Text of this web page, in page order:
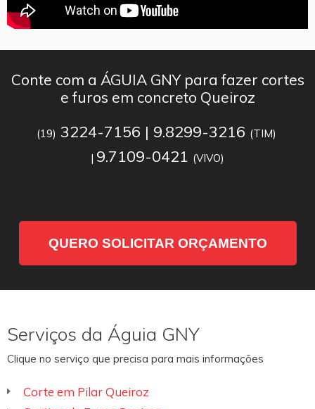
Conte com a ÁGUIA GNY para fazer cortes
e furos em concreto Queiroz
(19) 3224-7156 | 9.8299-3216 (TIM)
| 9.7109-0421 (VIVO)
QUERO SOLICITAR ORÇAMENTO
Serviços da Águia GNY
Clique no serviço que precisa para mais informações
Corte em Pilar Queiroz